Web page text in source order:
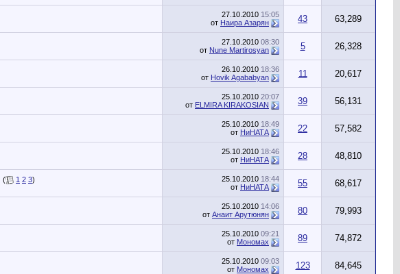
27.10.2010 15:05
от Наира Азарян 43 63,289
27.10.2010 08:30
от Nune Martirosyan 5 26,328
26.10.2010 18:36
от Hovik Agababyan 11 20,617
25.10.2010 20:07
от ELMIRA KIRAKOSIAN 39 56,131
25.10.2010 18:49
от НиНАТА 22 57,582
25.10.2010 18:46
от НиНАТА 28 48,810
( 1 2 3)
25.10.2010 18:44
от НиНАТА 55 68,617
25.10.2010 14:06
от Анаит Арутюнян 80 79,993
25.10.2010 09:21
от Мономах 89 74,872
25.10.2010 09:03
от Мономах 123 84,645